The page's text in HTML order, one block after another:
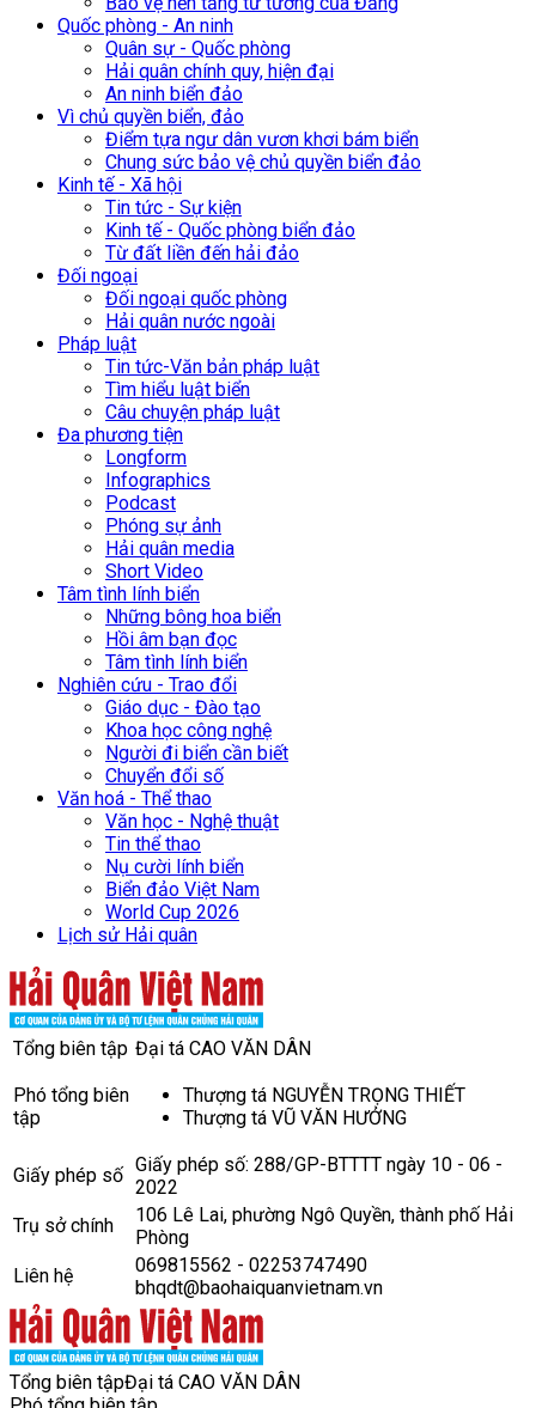
Quốc phòng - An ninh
Quân sự - Quốc phòng
Hải quân chính quy, hiện đại
An ninh biển đảo
Vì chủ quyền biển, đảo
Điểm tựa ngư dân vươn khơi bám biển
Chung sức bảo vệ chủ quyền biển đảo
Kinh tế - Xã hội
Tin tức - Sự kiện
Kinh tế - Quốc phòng biển đảo
Từ đất liền đến hải đảo
Đối ngoại
Đối ngoại quốc phòng
Hải quân nước ngoài
Pháp luật
Tin tức-Văn bản pháp luật
Tìm hiểu luật biển
Câu chuyện pháp luật
Đa phương tiện
Longform
Infographics
Podcast
Phóng sự ảnh
Hải quân media
Short Video
Tâm tình lính biển
Những bông hoa biển
Hồi âm bạn đọc
Tâm tình lính biển
Nghiên cứu - Trao đổi
Giáo dục - Đào tạo
Khoa học công nghệ
Người đi biển cần biết
Chuyển đổi số
Văn hoá - Thể thao
Văn học - Nghệ thuật
Tin thể thao
Nụ cười lính biển
Biển đảo Việt Nam
World Cup 2026
Lịch sử Hải quân
Tổng biên tập Đại tá CAO VĂN DÂN
Phó tổng biên
tập
Thượng tá NGUYỄN TRỌNG THIẾT
Thượng tá VŨ VĂN HƯỞNG
Giấy phép số Giấy phép số: 288/GP-BTTTT ngày 10 - 06 -
2022
Trụ sở chính
106 Lê Lai, phường Ngô Quyền, thành phố Hải
Phòng
Liên hệ
069815562 - 02253747490
bhqdt@baohaiquanvietnam.vn
Tổng biên tậpĐại tá CAO VĂN DÂN